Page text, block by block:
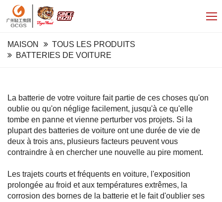
MAISON
TOUS LES PRODUITS
BATTERIES DE VOITURE
La batterie de votre voiture fait partie de ces choses qu'on
oublie ou qu'on néglige facilement, jusqu'à ce qu'elle
tombe en panne et vienne perturber vos projets. Si la
plupart des batteries de voiture ont une durée de vie de
deux à trois ans, plusieurs facteurs peuvent vous
contraindre à en chercher une nouvelle au pire moment.
Les trajets courts et fréquents en voiture, l'exposition
prolongée au froid et aux températures extrêmes, la
corrosion des bornes de la batterie et le fait d'oublier ses